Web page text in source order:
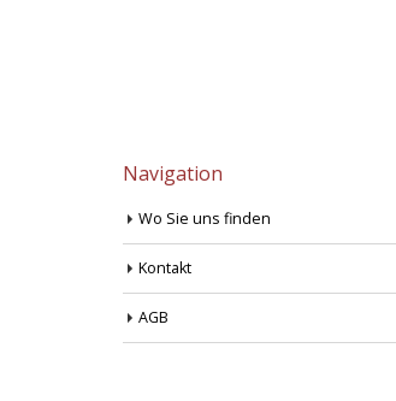
Navigation
Wo Sie uns finden
Kontakt
AGB